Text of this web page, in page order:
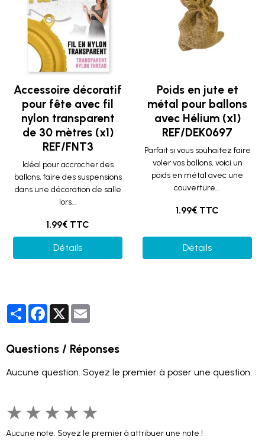
Accessoire décoratif
pour fête avec fil
nylon transparent
de 30 mètres (x1)
REF/FNT3
Idéal pour accrocher des
ballons, faire des suspensions
dans une décoration de salle
lors...
1.99€ TTC
Détails
Poids en jute et
métal pour ballons
avec Hélium (x1)
REF/DEK0697
Parfait si vous souhaitez faire
voler vos ballons, voici un
poids en métal avec une
couverture...
1.99€ TTC
Détails
PartagerFacebook
X
Questions / Réponses
Aucune question. Soyez le premier à poser une question.
★ ★ ★ ★ ★
Aucune note. Soyez le premier à attribuer une note !